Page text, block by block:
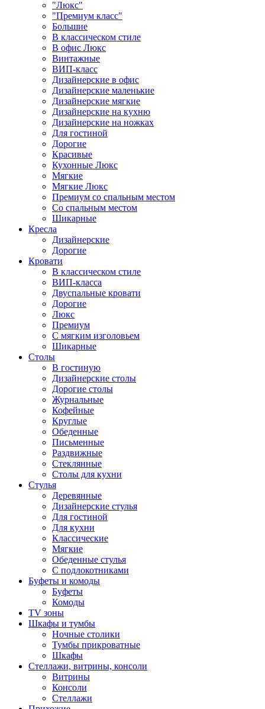
"Люкс"
"Премиум класс"
Большие
В классическом стиле
В офис Люкс
Винтажные
ВИП-класс
Дизайнерские в офис
Дизайнерские маленькие
Дизайнерские мягкие
Дизайнерские на кухню
Дизайнерские на ножках
Для гостиной
Дорогие
Красивые
Кухонные Люкс
Мягкие
Мягкие Люкс
Премиум со спальным местом
Со спальным местом
Шикарные
Кресла
Дизайнерские
Дорогие
Кровати
В классическом стиле
ВИП-класса
Двуспальные кровати
Дорогие
Люкс
Премиум
С мягким изголовьем
Шикарные
Столы
В гостиную
Дизайнерские столы
Дорогие столы
Журнальные
Кофейные
Круглые
Обеденные
Письменные
Раздвижные
Стеклянные
Столы для кухни
Стулья
Деревянные
Дизайнерские стулья
Для гостиной
Для кухни
Классические
Мягкие
Обеденные стулья
С подлокотниками
Буфеты и комоды
Буфеты
Комоды
TV зоны
Шкафы и тумбы
Ночные столики
Тумбы прикроватные
Шкафы
Стеллажи, витрины, консоли
Витрины
Консоли
Стеллажи